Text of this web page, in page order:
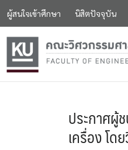
ผู้สนใจเข้าศึกษา นิสิตปัจจุบัน
ประกาศผู้
เครื่อง โ